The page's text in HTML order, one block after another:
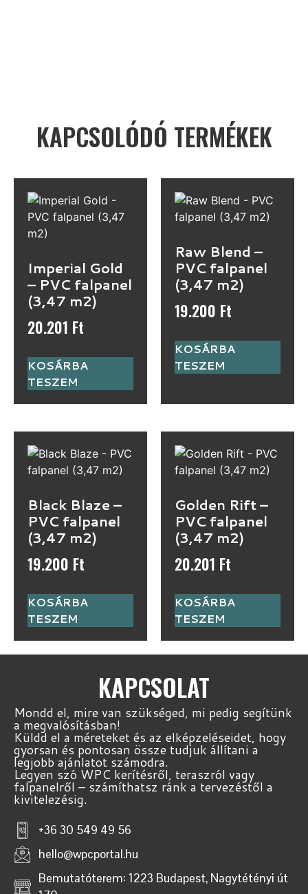
KAPCSOLÓDÓ TERMÉKEK
Imperial Gold
– PVC falpanel
(3,47 m2)
20.201 Ft
KOSÁRBA
TESZEM
Raw Blend –
PVC falpanel
(3,47 m2)
19.200 Ft
KOSÁRBA
TESZEM
Black Blaze –
PVC falpanel
(3,47 m2)
19.200 Ft
KOSÁRBA
TESZEM
Golden Rift –
PVC falpanel
(3,47 m2)
20.201 Ft
KOSÁRBA
TESZEM
KAPCSOLAT
Mondd el, mire van szükséged, mi pedig segítünk
a megvalósításban!
Küldd el a méreteket és az elképzeléseidet, hogy
gyorsan és pontosan össze tudjuk állítani a
legjobb ajánlatot számodra.
Legyen szó WPC kerítésről, teraszról vagy
falpanelről – számíthatsz ránk a tervezéstől a
kivitelezésig.
+36 30 549 49 56
hello@wpcportal.hu
Bemutatóterem: 1223 Budapest, Nagytétényi út